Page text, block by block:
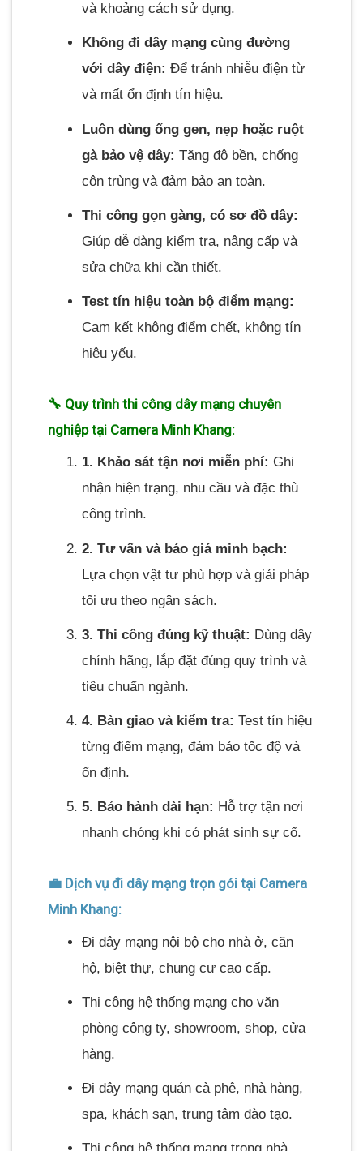
và khoảng cách sử dụng.
Không đi dây mạng cùng đường
với dây điện: Để tránh nhiễu điện từ
và mất ổn định tín hiệu.
Luôn dùng ống gen, nẹp hoặc ruột
gà bảo vệ dây: Tăng độ bền, chống
côn trùng và đảm bảo an toàn.
Thi công gọn gàng, có sơ đồ dây:
Giúp dễ dàng kiểm tra, nâng cấp và
sửa chữa khi cần thiết.
Test tín hiệu toàn bộ điểm mạng:
Cam kết không điểm chết, không tín
hiệu yếu.
🔧 Quy trình thi công dây mạng chuyên
nghiệp tại Camera Minh Khang:
1. Khảo sát tận nơi miễn phí: Ghi
nhận hiện trạng, nhu cầu và đặc thù
công trình.
2. Tư vấn và báo giá minh bạch:
Lựa chọn vật tư phù hợp và giải pháp
tối ưu theo ngân sách.
3. Thi công đúng kỹ thuật: Dùng dây
chính hãng, lắp đặt đúng quy trình và
tiêu chuẩn ngành.
4. Bàn giao và kiểm tra: Test tín hiệu
từng điểm mạng, đảm bảo tốc độ và
ổn định.
5. Bảo hành dài hạn: Hỗ trợ tận nơi
nhanh chóng khi có phát sinh sự cố.
💼 Dịch vụ đi dây mạng trọn gói tại Camera
Minh Khang:
Đi dây mạng nội bộ cho nhà ở, căn
hộ, biệt thự, chung cư cao cấp.
Thi công hệ thống mạng cho văn
phòng công ty, showroom, shop, cửa
hàng.
Đi dây mạng quán cà phê, nhà hàng,
spa, khách sạn, trung tâm đào tạo.